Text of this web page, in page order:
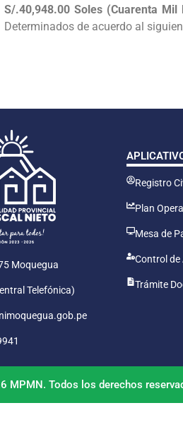
S/.40,948.00 Soles (Cuarenta
Determinados de acuerdo al
Moquegua
Telefónica)
Registro
Plan
Mesa de
Control de
Trámite
MPMN. Todos los derechos